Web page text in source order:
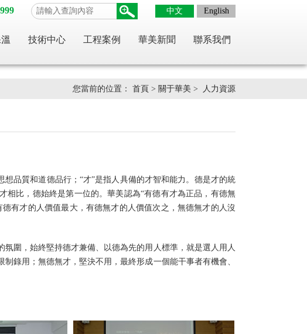
中文 English
技術中心 工程案例 華美新聞 聯系我們
您當前的位置： 首頁 > 關于華美 > 人力資源
想品質和道德品行；“才”是指人具備的才智和能力。德是才的統
相比，德始終是第一位的。華美認為“有德有才為正品，有德無
有才的人價值最大，有德無才的人價值次之，無德無才的人沒
圍，始終堅持德才兼備、以德為先的用人標準，就是選人用人
錄用；無德無才，堅決不用，最終形成一個能干事者有機會、